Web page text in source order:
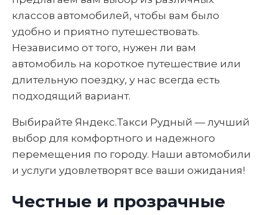
классов автомобилей, чтобы вам было
удобно и приятно путешествовать.
Независимо от того, нужен ли вам
автомобиль на короткое путешествие или
длительную поездку, у нас всегда есть
подходящий вариант.
Выбирайте Яндекс.Такси Рудный — лучший
выбор для комфортного и надежного
перемещения по городу. Наши автомобили
и услуги удовлетворят все ваши ожидания!
Честные и прозрачные